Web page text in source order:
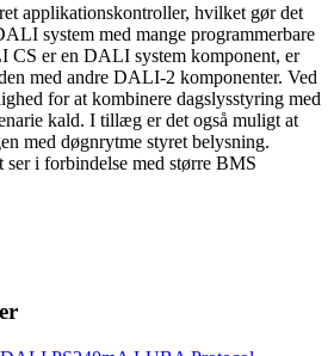
applikationskontroller, hvilket gør det
system med mange programmerbare
CS er en DALI system komponent, er
med andre DALI-2 komponenter. Ved
for at kombinere dagslysstyring med
kald. I tillæg er det også muligt at
med døgnrytme styret belysning.
ser i forbindelse med større BMS